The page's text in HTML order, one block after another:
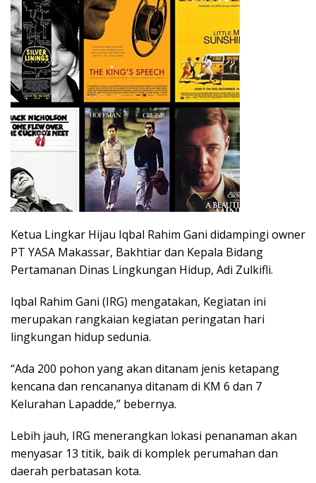
Ketua Lingkar Hijau Iqbal Rahim Gani didampingi owner
PT YASA Makassar, Bakhtiar dan Kepala Bidang
Pertamanan Dinas Lingkungan Hidup, Adi Zulkifli.
Iqbal Rahim Gani (IRG) mengatakan, Kegiatan ini
merupakan rangkaian kegiatan peringatan hari
lingkungan hidup sedunia.
“Ada 200 pohon yang akan ditanam jenis ketapang
kencana dan rencananya ditanam di KM 6 dan 7
Kelurahan Lapadde,” bebernya.
Lebih jauh, IRG menerangkan lokasi penanaman akan
menyasar 13 titik, baik di komplek perumahan dan
daerah perbatasan kota.